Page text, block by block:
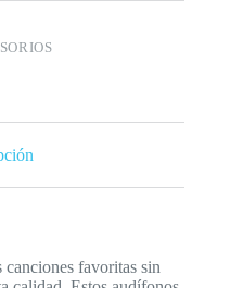
canciones favoritas sin